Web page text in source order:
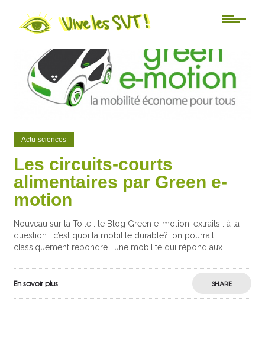
Actu-sciences
Les circuits-courts
alimentaires par Green e-
motion
Nouveau sur la Toile : le Blog Green e-motion, extraits : à la
question : c’est quoi la mobilité durable?, on pourrait
classiquement répondre : une mobilité qui répond aux
En savoir plus SHARE